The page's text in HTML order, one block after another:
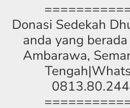
Donasi Sedekah
anda yang
Ambarawa,